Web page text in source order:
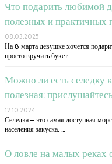
Что подарить любимой
полезных и практичных
08.03.2025
На 8 марта девушке хочется
просто вручить букет …
Можно ли есть селедку
полезная:
12.10.2024
Селедка – это самая доступная
населения закуска. …
О ловле на малых реках